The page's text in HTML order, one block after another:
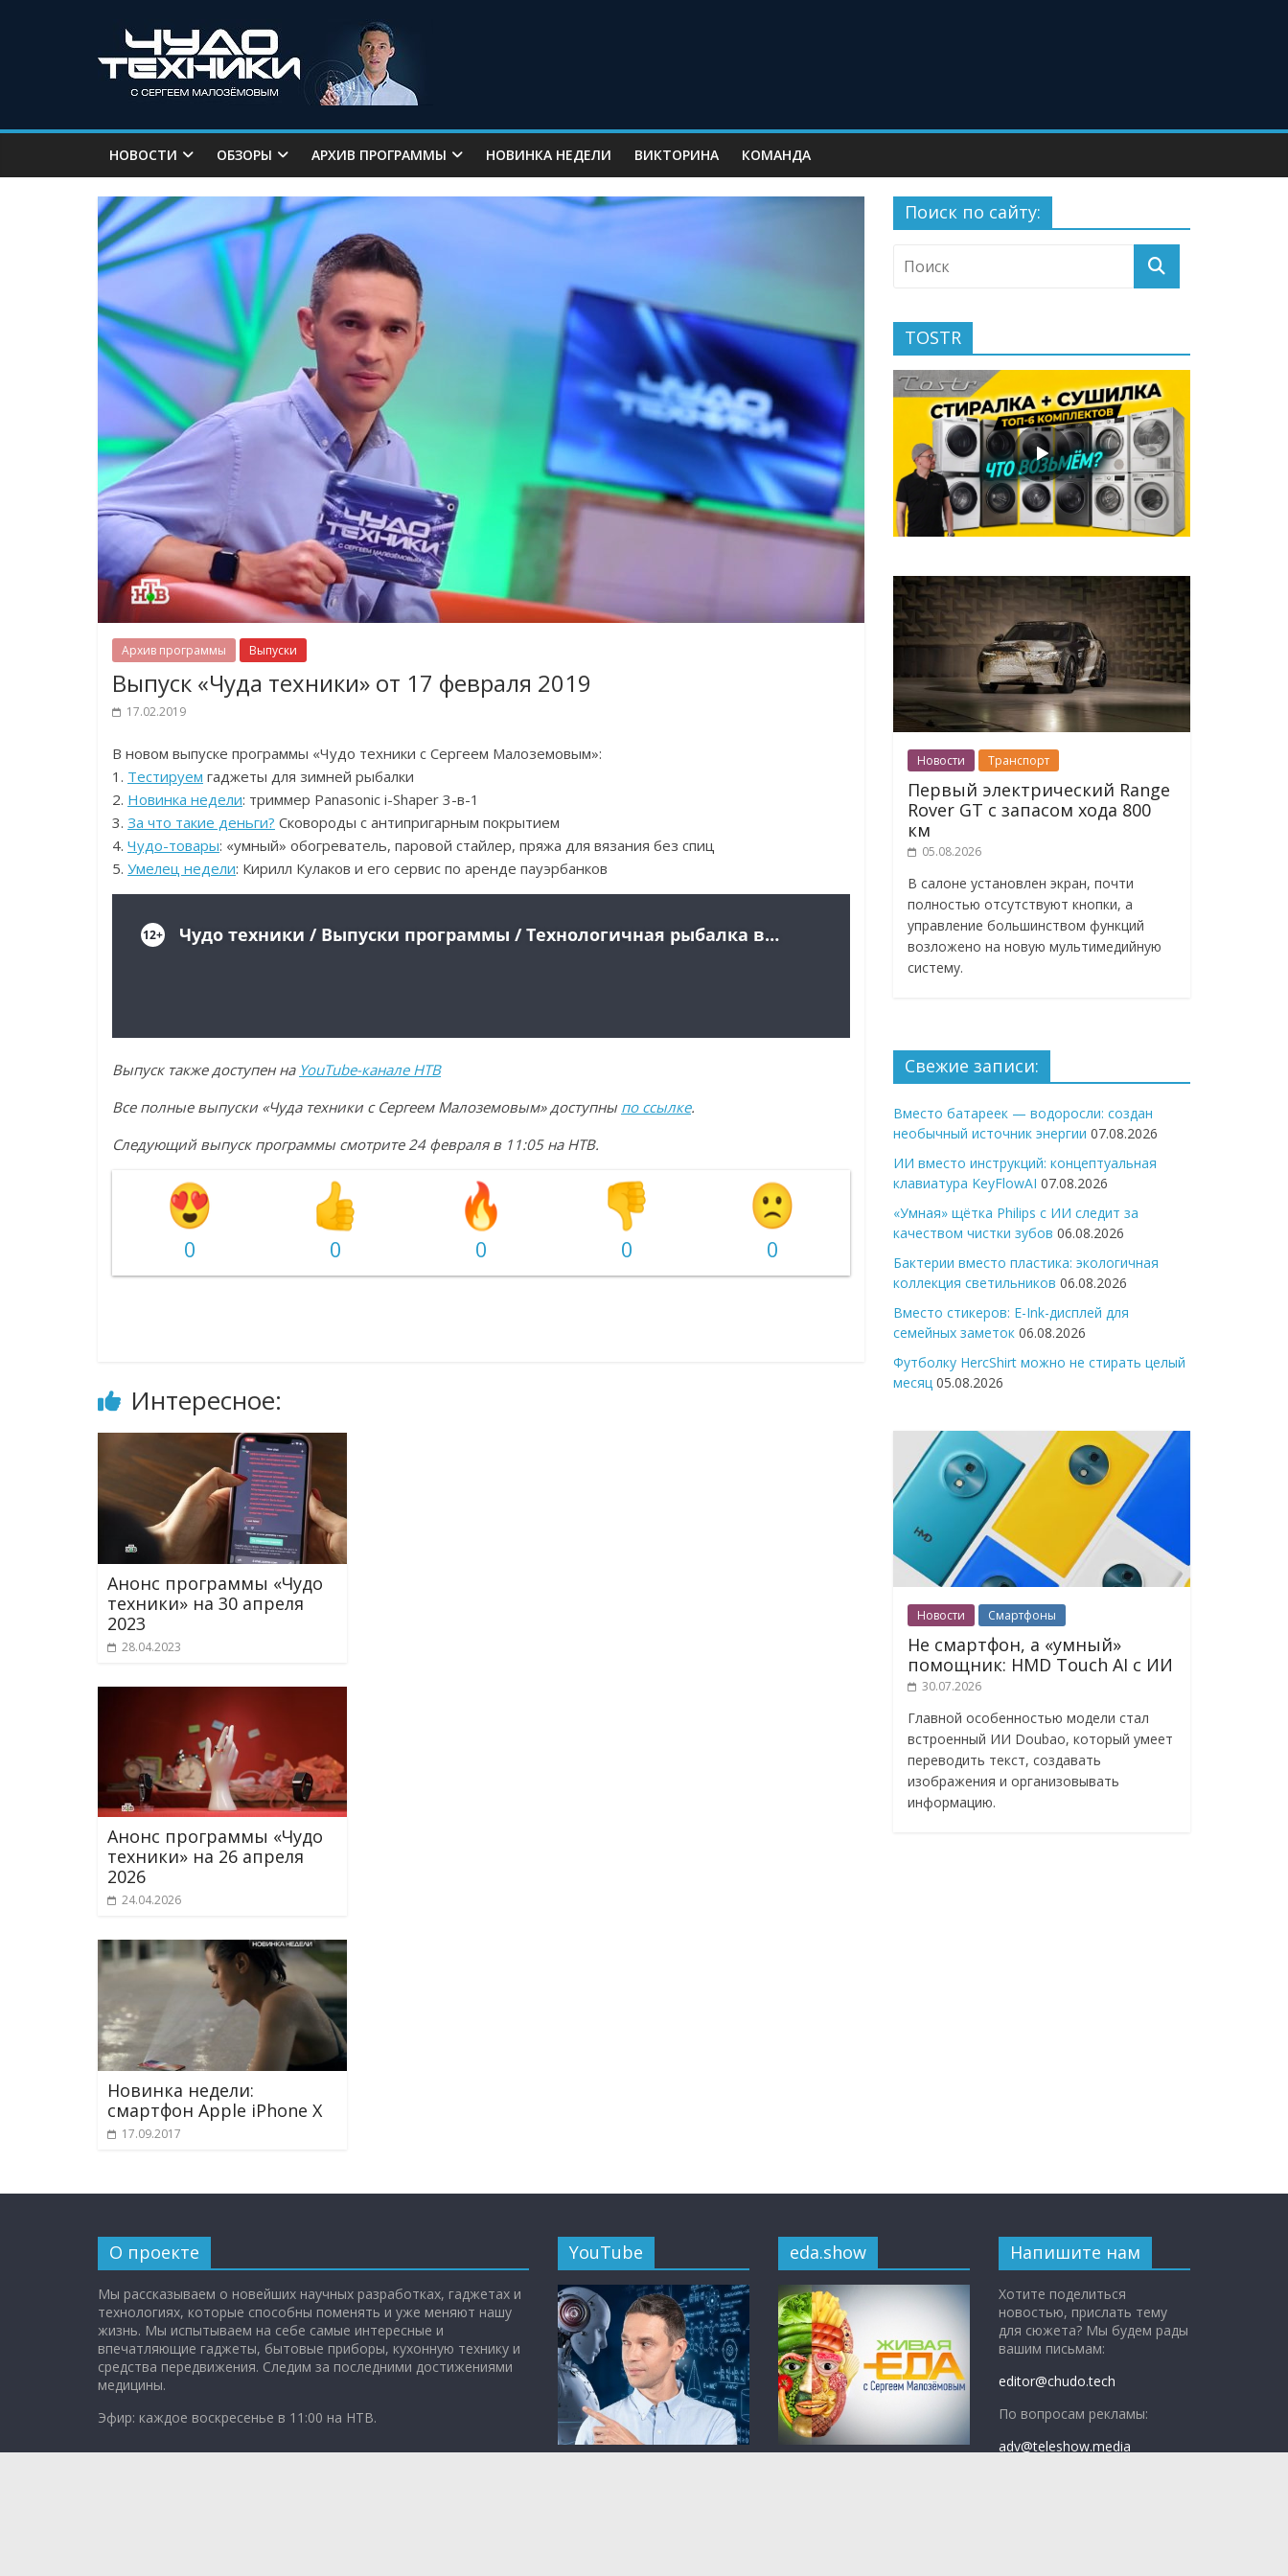
НОВОСТИ ОБЗОРЫ АРХИВ ПРОГРАММЫ НОВИНКА НЕДЕЛИ ВИКТОРИНА КОМАНДА
Архив программы Выпуски
Выпуск «Чуда техники» от 17 февраля 2019
17.02.2019
В новом выпуске программы «Чудо техники с Сергеем Малоземовым»:
1. Тестируем гаджеты для зимней рыбалки
2. Новинка недели: триммер Panasonic i-Shaper 3-в-1
3. За что такие деньги? Сковороды с антипригарным покрытием
4. Чудо-товары: «умный» обогреватель, паровой стайлер, пряжа для вязания без спиц
5. Умелец недели: Кирилл Кулаков и его сервис по аренде пауэрбанков
Выпуск также доступен на YouTube-канале НТВ
Все полные выпуски «Чуда техники с Сергеем Малоземовым» доступны по ссылке.
Следующий выпуск программы смотрите 24 февраля в 11:05 на НТВ.
0 0 0 0 0
Интересное:
Анонс программы «Чудо
техники» на 30 апреля
2023
28.04.2023
Анонс программы «Чудо
техники» на 26 апреля
2026
24.04.2026
Новинка недели:
смартфон Apple iPhone X
17.09.2017
Поиск по сайту:
TOSTR
Новости Транспорт
Первый электрический Range
Rover GT с запасом хода 800
км
05.08.2026
В салоне установлен экран, почти
полностью отсутствуют кнопки, а
управление большинством функций
возложено на новую мультимедийную
систему.
Свежие записи:
Вместо батареек — водоросли: создан
необычный источник энергии 07.08.2026
ИИ вместо инструкций: концептуальная
клавиатура KeyFlowAI 07.08.2026
«Умная» щётка Philips с ИИ следит за
качеством чистки зубов 06.08.2026
Бактерии вместо пластика: экологичная
коллекция светильников 06.08.2026
Вместо стикеров: E-Ink-дисплей для
семейных заметок 06.08.2026
Футболку HercShirt можно не стирать целый
месяц 05.08.2026
Новости Смартфоны
Не смартфон, а «умный»
помощник: HMD Touch AI с ИИ
30.07.2026
Главной особенностью модели стал
встроенный ИИ Doubao, который умеет
переводить текст, создавать
изображения и организовывать
информацию.
О проекте
Мы рассказываем о новейших научных разработках, гаджетах и
технологиях, которые способны поменять и уже меняют нашу
жизнь. Мы испытываем на себе самые интересные и
впечатляющие гаджеты, бытовые приборы, кухонную технику и
средства передвижения. Следим за последними достижениями
медицины.
Эфир: каждое воскресенье в 11:00 на НТВ.
YouTube eda.show Напишите нам
Хотите поделиться
новостью, прислать тему
для сюжета? Мы будем рады
вашим письмам:
editor@chudo.tech
По вопросам рекламы:
adv@teleshow.media